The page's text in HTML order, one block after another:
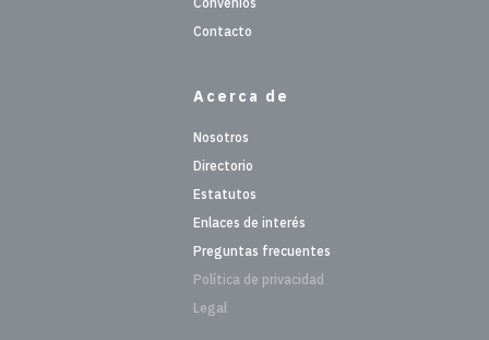
Contacto
Acerca de
Nosotros
Directorio
Estatutos
Enlaces de interés
Preguntas frecuentes
Política de privacidad
Legal